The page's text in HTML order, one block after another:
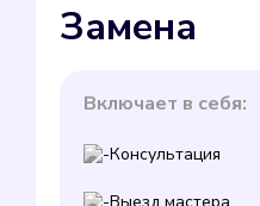
Замена
Включает в себя:
Консультация